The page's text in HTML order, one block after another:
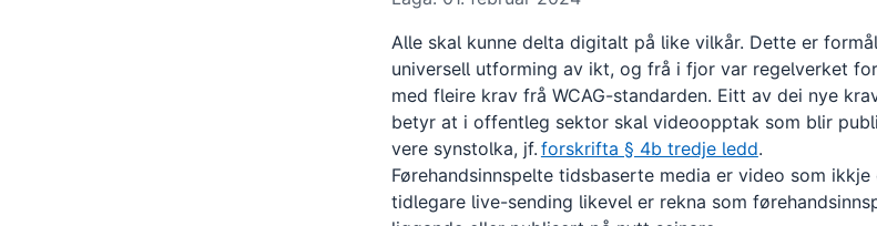
Alle skal kunne delta digitalt på like vilkår. Dette er
universell utforming av ikt, og frå i fjor var regelverket
med fleire krav frå WCAG-standarden. Eitt av dei nye
betyr at i offentleg sektor skal videoopptak som blir
vere synstolka, jf. forskrifta § 4b tredje ledd.
Førehandsinnspelte tidsbaserte media er video som
tidlegare live-sending likevel er rekna som